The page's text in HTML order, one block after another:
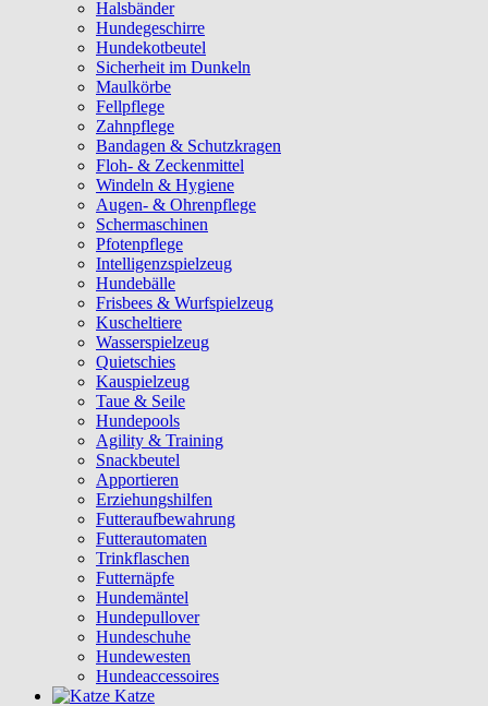
Halsbänder
Hundegeschirre
Hundekotbeutel
Sicherheit im Dunkeln
Maulkörbe
Fellpflege
Zahnpflege
Bandagen & Schutzkragen
Floh- & Zeckenmittel
Windeln & Hygiene
Augen- & Ohrenpflege
Schermaschinen
Pfotenpflege
Intelligenzspielzeug
Hundebälle
Frisbees & Wurfspielzeug
Kuscheltiere
Wasserspielzeug
Quietschies
Kauspielzeug
Taue & Seile
Hundepools
Agility & Training
Snackbeutel
Apportieren
Erziehungshilfen
Futteraufbewahrung
Futterautomaten
Trinkflaschen
Futternäpfe
Hundemäntel
Hundepullover
Hundeschuhe
Hundewesten
Hundeaccessoires
Katze